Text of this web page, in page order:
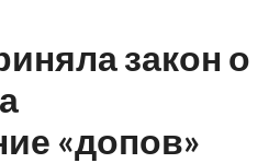
закон о
«допов»